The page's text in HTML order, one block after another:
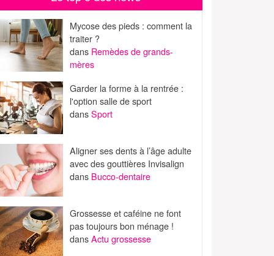
Mycose des pieds : comment la
traiter ?
dans Remèdes de grands-
mères
Garder la forme à la rentrée :
l'option salle de sport
dansSport
Aligner ses dents à l’âge adulte
avec des gouttières Invisalign
dans Bucco-dentaire
Grossesse et caféine ne font
pas toujours bon ménage !
dansActu grossesse